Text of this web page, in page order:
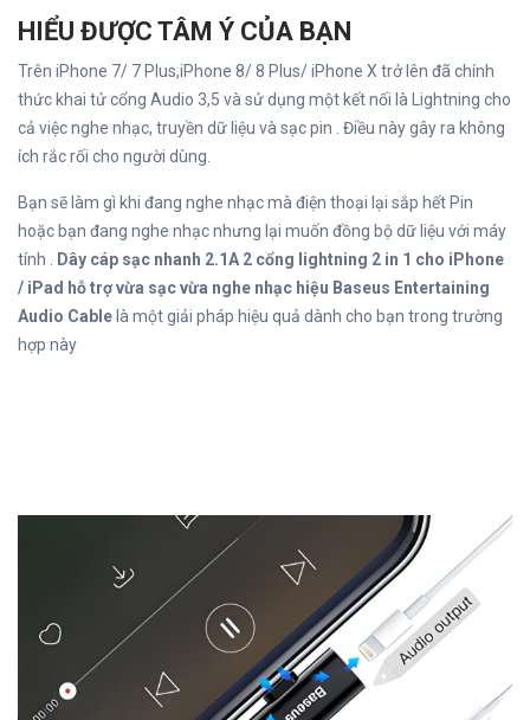
HIỂU ĐƯỢC TÂM Ý CỦA BẠN
Trên iPhone 7/ 7 Plus,iPhone 8/ 8 Plus/ iPhone X trở lên đã chính
thức khai tử cổng Audio 3,5 và sử dụng một kết nối là Lightning cho
cả việc nghe nhạc, truyền dữ liệu và sạc pin . Điều này gây ra không
ích rắc rối cho người dùng.
Bạn sẽ làm gì khi đang nghe nhạc mà điện thoại lại sắp hết Pin
hoặc bạn đang nghe nhạc nhưng lại muốn đồng bộ dữ liệu với máy
tính . Dây cáp sạc nhanh 2.1A 2 cổng lightning 2 in 1 cho iPhone
/ iPad hỗ trợ vừa sạc vừa nghe nhạc hiệu Baseus Entertaining
Audio Cable là một giải pháp hiệu quả dành cho bạn trong trường
hợp này